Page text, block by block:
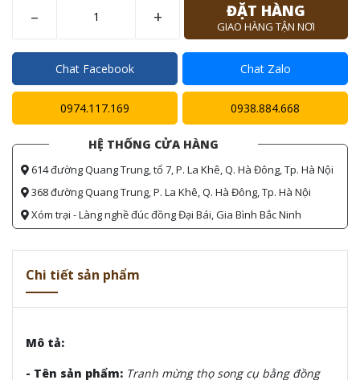
– + ĐẶT HÀNG
GIAO HÀNG TẬN NƠI
Chat Facebook Chat Zalo
0974.117.169 0938.884.668
HỆ THỐNG CỬA HÀNG
614 đường Quang Trung, tổ 7, P. La Khê, Q. Hà Đông, Tp. Hà Nội
368 đường Quang Trung, P. La Khê, Q. Hà Đông, Tp. Hà Nội
Xóm trại - Làng nghề đúc đồng Đại Bái, Gia Bình Bắc Ninh
Chi tiết sản phẩm
Mô tả:
- Tên sản phẩm: Tranh mừng thọ song cụ bằng đồng